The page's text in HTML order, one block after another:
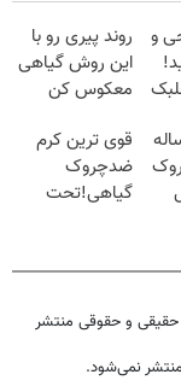
و
روند پیری رو با
این روش گیاهی
معکوس کن
قوی ترین کرم
ضدچروک
گیاهی!تحت
زمستانی)
و حقوقی منتشر
منتشر نمی‌شود.